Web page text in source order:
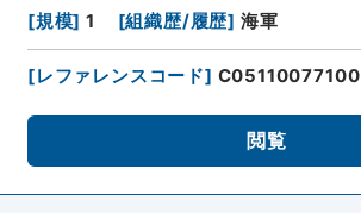
[規模] 1 [組織歴/履歴] 海軍
[レファレンスコード] C05110077100
閲覧